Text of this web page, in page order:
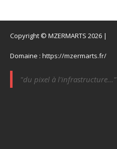
Copyright © MZERMARTS 2026 |
Domaine : https://mzermarts.fr/
"du pixel à l'infrastructure..."